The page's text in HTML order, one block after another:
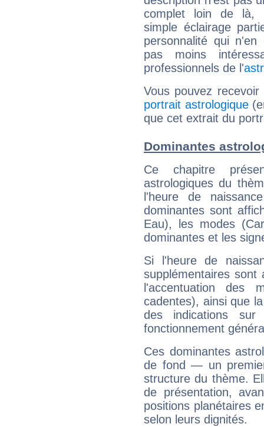
complet loin de là,
simple éclairage
personnalité qui n'en
pas moins
professionnels de l'
Vous pouvez
portrait astrologique
que cet extrait du
Dominantes
Ce chapitre
astrologiques du
l'heure de
dominantes sont
Eau), les modes
dominantes et les
Si l'heure de
supplémentaires sont
l'accentuation des
cadentes), ainsi que
des indications sur
fonctionnement
Ces dominantes
de fond — un
structure du thème.
de présentation,
positions planétaires
selon leurs dignités.